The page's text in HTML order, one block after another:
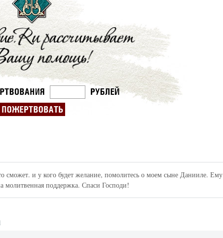
сможет. и у кого будет желание, помолитесь о моем сыне Данииле. Ему
молитвенная поддержка. Спаси Господи!